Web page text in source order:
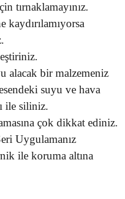
tırnaklamayınız.
kaydırılamıyorsa
alacak bir malzemeniz
suyu ve hava
ile siliniz.
çok dikkat ediniz.
Uygulamanız
ile koruma altına